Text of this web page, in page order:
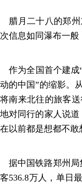
腊月二十八的郑州
次信息如同瀑布一
作为全国首个建成
动的中国”的缩影。
将南来北往的旅客
地对同行的家人说
在以前都是想都不敢
据中国铁路郑州局
客536.8万人，单日